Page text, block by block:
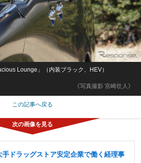
《写真撮影 宮崎壮人》
Lounge」（内装ブラック、HEV）
この記事へ戻る
ドラッグストア安定企業で働く経理事